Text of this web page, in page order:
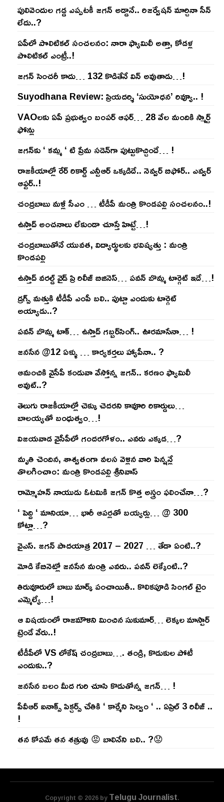
పులివెందుల గ‌డ్డ ఎప్ప‌ట‌కీ జ‌గ‌న్ అడ్డానే.. రిజ‌ర్వేష‌న్ మార్చినా సీన్
లేదు..?
ఏపీలో పొలిటిక‌ల్ సంచ‌ల‌నం: నారా ఫ్యామిలీ అత్తా, కోడ‌ళ్ల
పొలిటికల్ ఎంట్రీ..!
జ‌గ‌న్ సెంచ‌రీ కాదు… 132 కొడితేనే విన్ అవుతాడు…!
Suyodhana Review: ప్రియదర్శి ‘సుయోధన’ రివ్యూ.. !
VAOల‌కు ఏపీ ప్ర‌భుత్వం బంప‌ర్ ఆఫ‌ర్‌… 28 వేల మందికి స్మార్ట్
ఫోన్లు
జ‌గ‌న్‌కు ‘ క‌మ్మ ‘ టి ప్రేమ స‌డెన్‌గా పుట్టుకొచ్చిందే… !
రాజ‌కీయాల్లో రేర్ రికార్డ్ ఎన్టీఆర్ ఒక్క‌డిదే.. నెవ్వ‌ర్ బిఫోర్‌.. ఎవ్వ‌ర్
ఆఫ్ట‌ర్‌..!
చంద్ర‌బాబు మ‌ళ్లీ సీఎం … టీడీపీ మంత్రి కొండ‌ప‌ల్లి సంచ‌ల‌నం..!
ఉస్తాద్ అంచ‌నాలు లేకుండా చూస్తే హిట్టే…!
చంద్ర‌బాబుతోనే యువ‌త‌, విద్యార్థుల‌కు భ‌విష్య‌త్తు : మంత్రి
కొండ‌ప‌ల్లి
ఉస్తాద్ వ‌ర‌ల్డ్ వైడ్ ప్రి రిలీజ్ బిజినెస్‌… ప‌వ‌న్ బొమ్మ టార్గెట్ ఇదే…!
డ్రగ్స్ మత్తుకి టీడీపీ ఎంపీ బలి.. పుట్టా ఎందుకు టార్గెట్
అయ్యాడు..?
ప‌వ‌న్ బొమ్మ టాక్‌… ఉస్తాద్ గ‌బ్బ‌ర్‌సింగ్‌.. ఊర‌మాసేనా… !
జనసేన @12 ఏళ్ళు … కార్యకర్తలు హ్యాపీనా.. ?
ఆమంచికి వైసీపీ కండువా వేస్తోన్న జ‌గ‌న్‌.. క‌ర‌ణం ఫ్యామిలీ
అవుట్‌..?
తెలుగు రాజ‌కీయాల్లో చెక్కు చెద‌ర‌ని కావూరి రికార్డులు…
బాల‌య్యతో బంధుత్వం…!
విజ‌య‌వాడ వైసీపీలో గంద‌ర‌గోళం.. ఎవ‌రు ఎక్క‌డ‌…?
మృతి చెందిన, శాశ్వతంగా వలస వెళ్లిన వారి పెన్ష‌న్లే
తొల‌గించాం: మంత్రి కొండపల్లి శ్రీనివాస్
రామ్మోహ‌న్ నాయుడు ఓట‌మికి జ‌గ‌న్ కొత్త అస్త్రం ఫ‌లించేనా…?
‘ పెద్ది ‘ మానియా… భారీ ఆప‌ర్ల‌తో బ‌య్య‌ర్లు… @ 300
కోట్లా…?
వైఎస్‌. జ‌గ‌న్ పాద‌యాత్ర 2017 – 2027 … తేడా ఏంటి..?
మోడి కేబినెట్లో జ‌నసేన మంత్రి ఎవ‌రు.. ప‌వ‌న్ లెక్కేంటి..?
తిరువూరులో బాబు మార్క్ పంచాయితీ.. కొలిక‌పూడి సింగ‌ల్ టైం
ఎమ్మెల్యే…!
ఆ విష‌యంలో రాజ‌మౌళిని మించిన సుకుమార్‌… లెక్క‌ల మాస్టార్
ట్రెండే వేరు..!
టీడీపీలో VS లోకేష్ చంద్ర‌బాబు…. తండ్రి, కొడుకుల పోటీ
ఎందుకు..?
జ‌న‌సేన బ‌లం మీద గురి చూసి కొడుతోన్న జ‌గ‌న్‌… !
పీవీఆర్ ఐనాక్స్ పిక్చర్స్ చేతికి ‘ కార్మేని సెల్వం ‘ .. ఏప్రిల్ 3 రిలీజ్ ..
!
తన కోపమే తన శత్రువు 😡 బాలినేని బలి.. ?😟
Copyright © 2026 byTelugu Journalist.